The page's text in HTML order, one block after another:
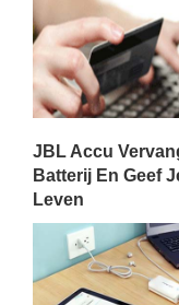
JBL Accu
Batterij En Geef
Leven